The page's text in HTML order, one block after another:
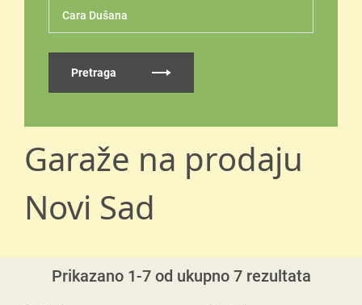
Cara Dušana
Pretraga
Garaže na prodaju
Novi Sad
Prikazano 1-7 od ukupno 7 rezultata